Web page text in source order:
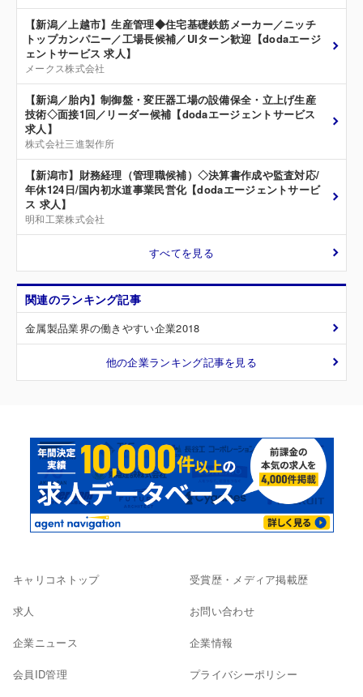
【新潟／上越市】生産管理◆住宅基礎鉄筋メーカー／ニッチ
トップカンパニー／工場長候補／UIターン歓迎【dodaエージ
ェントサービス 求人】
メークス株式会社
【新潟／胎内】制御盤・変圧器工場の設備保全・立上げ生産
技術◇面接1回／リーダー候補【dodaエージェントサービス
求人】
株式会社三進製作所
【新潟市】財務経理（管理職候補）◇決算書作成や監査対応/
年休124日/国内初水道事業民営化【dodaエージェントサービ
ス 求人】
明和工業株式会社
すべてを見る
関連のランキング記事
金属製品業界の働きやすい企業2018
他の企業ランキング記事を見る
キャリコネトップ
求人
企業ニュース
会員ID管理
受賞歴・メディア掲載歴
お問い合わせ
企業情報
プライバシーポリシー